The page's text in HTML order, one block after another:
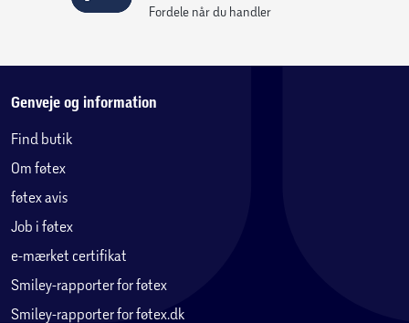
Fordele når du handler
Genveje og information
Find butik
Om føtex
føtex avis
Job i føtex
e-mærket certifikat
Smiley-rapporter for føtex
Smiley-rapporter for føtex.dk